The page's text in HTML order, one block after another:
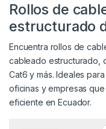
Rollos de
estructurado
Encuentra rollos de
cableado estructurado,
Cat6 y más. Ideales
oficinas y empresas
eficiente en Ecuador.